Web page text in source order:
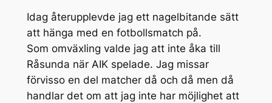
Idag återupplevde jag ett nagelbitande sätt
att hänga med en fotbollsmatch på.
Som omväxling valde jag att inte åka till
Råsunda när AIK spelade. Jag missar
förvisso en del matcher då och då men då
handlar det om att jag inte har möjlighet att